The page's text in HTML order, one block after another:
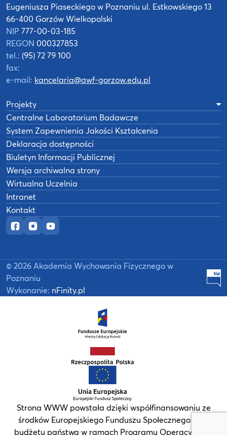
Oficjalny fanpage w serwisie Facebook
Oficjalny profil na Instagramie
Oficjalny kanał YouTube
Eugeniusza Piaseckiego w Poznaniu ul. Estkowskiego 13
66-400 Gorzów Wielkopolski
NIP 777-00-03-185
REGON 000327853
tel.: (95) 72 79 100
fax:
e-mail: kancelaria@awf-gorzow.edu.pl
Projekty
Centralne Laboratorium Badawcze
System Zapewnienia Jakości Kształcenia
Deklaracja dostępności
Biuletyn Informacji Publicznej
Wersja archiwalna strony
Wirtualna Uczelnia
Intranet
Kontakt
© 2026 Akademia Wychowania Fizycznego w
Poznaniu
Wykonanie: nFinity.pl
Strona WWW powstała dzięki współfinansowaniu ze
środków Europejskiego Funduszu Społecznego oraz
budżetu państwa w ramach Programu Operacyjnego